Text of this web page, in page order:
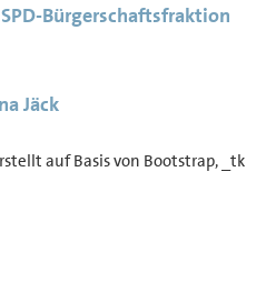
Bürgerschaftsfraktion
Jäck
auf Basis von Bootstrap, _tk